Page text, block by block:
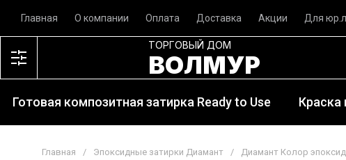
Главная О компании Оплата Доставка Акции Для
ТОРГОВЫЙ ДОМ
ВОЛМУР
Готовая композитная затирка Ready to Use Краска
Главная / Эпоксидные затирки Диамант / Диамант Колор